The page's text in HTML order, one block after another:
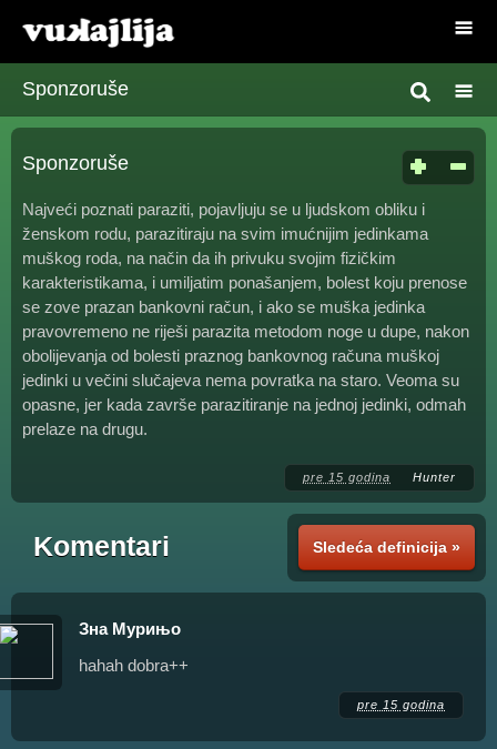
Sponzoruše
Sponzoruše
Najveći poznati paraziti, pojavljuju se u ljudskom obliku i
ženskom rodu, parazitiraju na svim imućnijim jedinkama
muškog roda, na način da ih privuku svojim fizičkim
karakteristikama, i umiljatim ponašanjem, bolest koju prenose
se zove prazan bankovni račun, i ako se muška jedinka
pravovremeno ne riješi parazita metodom noge u dupe, nakon
obolijevanja od bolesti praznog bankovnog računa muškoj
jedinki u večini slučajeva nema povratka na staro. Veoma su
opasne, jer kada završe parazitiranje na jednoj jedinki, odmah
prelaze na drugu.
pre 15 godina Hunter
Sledeća definicija »
Komentari
Зна Мурињо
hahah dobra++
pre 15 godina